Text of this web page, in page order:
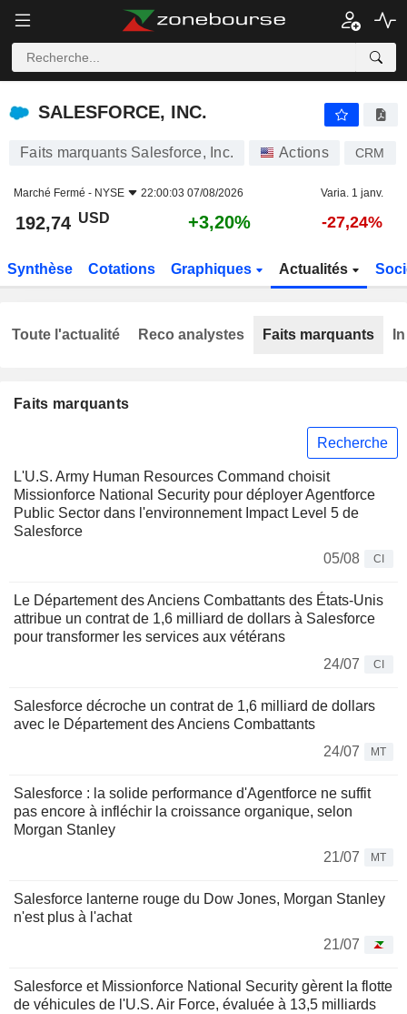
SALESFORCE, INC.
SALESFORCE, INC.
Faits marquants Salesforce, Inc. Actions CRM
Marché Fermé - NYSE 22:00:03 07/08/2026 Varia. 1 janv.
192,74 USD +3,20% -27,24%
Synthèse Cotations Graphiques Actualités
Faits marquants
Recherche
L'U.S. Army Human Resources Command choisit
Missionforce National Security pour déployer Agentforce
Public Sector dans l'environnement Impact Level 5 de
Salesforce
05/08
CI
Le Département des Anciens Combattants des États-Unis
attribue un contrat de 1,6 milliard de dollars à Salesforce
pour transformer les services aux vétérans
24/07
CI
Salesforce décroche un contrat de 1,6 milliard de dollars
avec le Département des Anciens Combattants
24/07
MT
Salesforce : la solide performance d'Agentforce ne suffit
pas encore à infléchir la croissance organique, selon
Morgan Stanley
21/07
MT
Salesforce lanterne rouge du Dow Jones, Morgan Stanley
n'est plus à l'achat
21/07
Salesforce et Missionforce National Security gèrent la flotte
de véhicules de l'U.S. Air Force, évaluée à 13,5 milliards
Toute l'actualité Reco analystes Faits marquants